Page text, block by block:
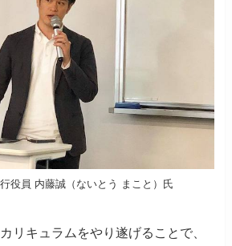
役員 内藤誠（ないとう まこと）氏
リキュラムをやり遂げることで、